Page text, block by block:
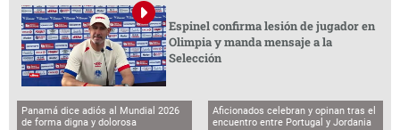
Espinel confirma lesión de jugador en
Olimpia y manda mensaje a la
Selección
Panamá dice adiós al Mundial 2026
de forma digna y dolorosa
Aficionados celebran y opinan tras el
encuentro entre Portugal y Jordania